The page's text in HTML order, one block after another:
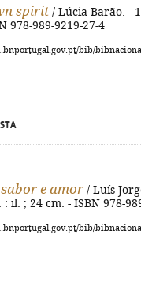
spirit/ Lúcia Barão. -
978-989-9219-27-4
bib/
e amor / Luís
il. ; 24 cm. - ISBN 978-
bib/